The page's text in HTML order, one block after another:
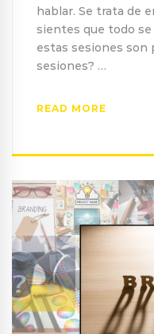
hablar. Se trata de
sientes que todo se
estas sesiones son
sesiones? …
READ MORE